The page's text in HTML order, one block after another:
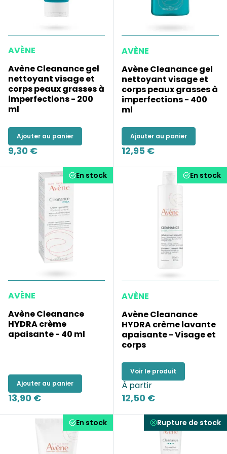
AVÈNE
Avène Cleanance gel
nettoyant visage et
corps peaux grasses à
imperfections - 200
ml
Ajouter au panier
9,30 €
AVÈNE
Avène Cleanance gel
nettoyant visage et
corps peaux grasses à
imperfections - 400
ml
Ajouter au panier
12,95 €
En stock
AVÈNE
Avène Cleanance
HYDRA crème
apaisante - 40 ml
Ajouter au panier
13,90 €
En stock
AVÈNE
Avène Cleanance
HYDRA crème lavante
apaisante - Visage et
corps
Voir le produit
À partir
12,50 €
En stock Rupture de stock